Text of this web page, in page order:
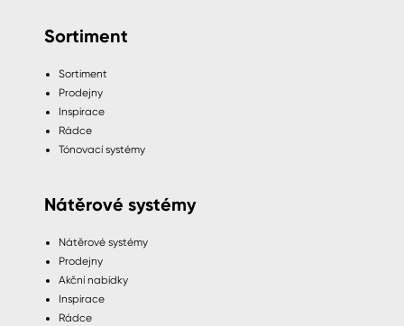
Sortiment
Sortiment
Prodejny
Inspirace
Rádce
Tónovací systémy
Nátěrové systémy
Nátěrové systémy
Prodejny
Akční nabídky
Inspirace
Rádce